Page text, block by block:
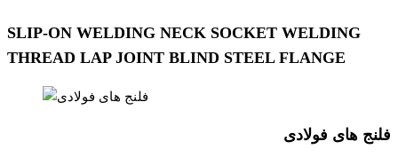
SLIP-ON WELDING NECK SOCKET WELDING
THREAD LAP JOINT BLIND STEEL FLANGE
فلنج های فولادی